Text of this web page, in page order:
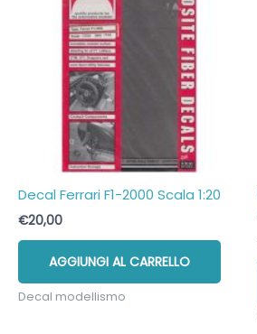
Decal Ferrari F1-2000 Scala 1:20
€20,00
AGGIUNGI AL CARRELLO
Decal modellismo